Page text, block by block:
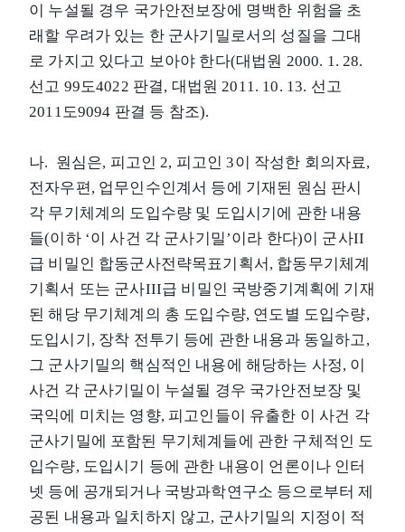
이 누설될 경우 국가안전보장에 명백한 위험을 초
래할 우려가 있는 한 군사기밀로서의 성질을 그대
로 가지고 있다고 보아야 한다(대법원 2000. 1. 28.
선고 99도4022 판결, 대법원 2011. 10. 13. 선고
2011도9094 판결 등 참조).
나. 원심은, 피고인 2, 피고인 3이 작성한 회의자료,
전자우편, 업무인수인계서 등에 기재된 원심 판시
각 무기체계의 도입수량 및 도입시기에 관한 내용
들(이하 ‘이 사건 각 군사기밀’이라 한다)이 군사II
급 비밀인 합동군사전략목표기획서, 합동무기체계
기획서 또는 군사III급 비밀인 국방중기계획에 기재
된 해당 무기체계의 총 도입수량, 연도별 도입수량,
도입시기, 장착 전투기 등에 관한 내용과 동일하고,
그 군사기밀의 핵심적인 내용에 해당하는 사정, 이
사건 각 군사기밀이 누설될 경우 국가안전보장 및
국익에 미치는 영향, 피고인들이 유출한 이 사건 각
군사기밀에 포함된 무기체계들에 관한 구체적인 도
입수량, 도입시기 등에 관한 내용이 언론이나 인터
넷 등에 공개되거나 국방과학연구소 등으로부터 제
공된 내용과 일치하지 않고, 군사기밀의 지정이 적